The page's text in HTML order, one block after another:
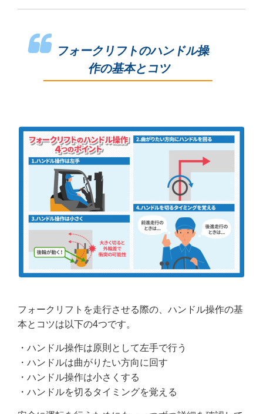
フォークリフトのハンドル操
作の基本とコツ
フォークリフトを走行させる際の、ハンドル操作の基
本とコツは以下の4つです。
・ハンドル操作は原則として左手で行う
・ハンドルは曲がりたい方向に回す
・ハンドル操作は小さくする
・ハンドルを切るタイミングを覚える